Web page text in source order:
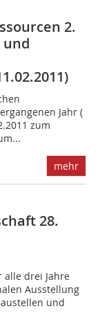
2.
und
Jahr (
zum
mehr
28.
alle drei Jahre
Ausstellung
und